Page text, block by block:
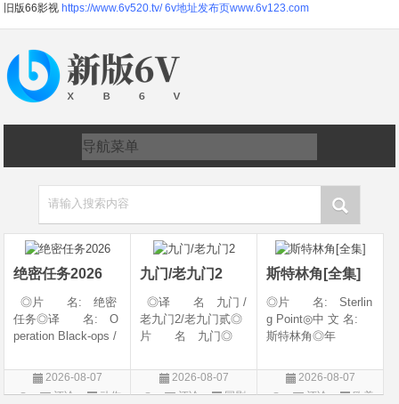
旧版66影视 https://www.6v520.tv/ 6v地址发布页www.6v123.com
请输入搜索内容
绝密任务2026
◎片 名: 绝密
任务◎译 名: O
peration Black-ops /
&amp;middot;绝密任
务◎年 代: 202
2026-08-07
评论
动作
九门/老九门2
◎译 名 九门 /
老九门2/老九门贰◎
片 名 九门◎
产 地 中国大陆
◎类 别 剧情 /
2026-08-07
评论
国剧
斯特林角[全集]
◎片 名: Sterlin
g Point◎中 文 名:
斯特林角◎年
地: 美国◎类
别: 剧情◎语
2026-08-07
评论
欧美